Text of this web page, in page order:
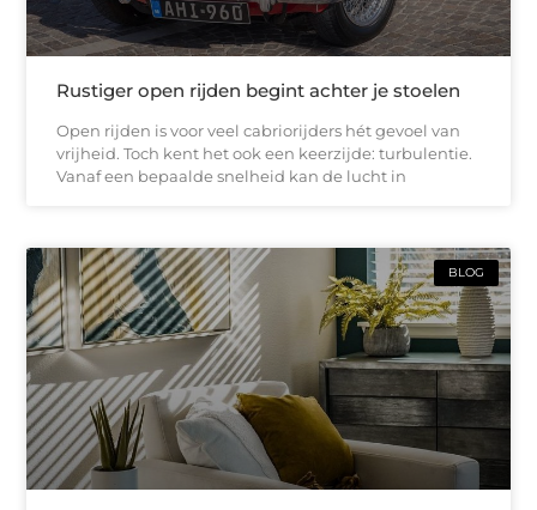
Rustiger open rijden begint achter je stoelen
Open rijden is voor veel cabriorijders hét gevoel van
vrijheid. Toch kent het ook een keerzijde: turbulentie.
Vanaf een bepaalde snelheid kan de lucht in
BLOG